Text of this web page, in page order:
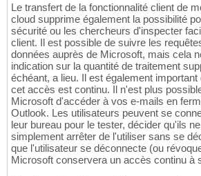
Le transfert de la fonctionnalité client de
cloud supprime également la possibilité
sécurité ou les chercheurs d'inspecter
client. Il est possible de suivre les
données auprès de Microsoft, mais cela
indication sur la quantité de traitement
échéant, a lieu. Il est également
cet accès est continu. Il n'est plus
Microsoft d'accéder à vos e-mails en
Outlook. Les utilisateurs peuvent se
leur bureau pour le tester, décider qu'ils
simplement arrêter de l'utiliser sans se
que l'utilisateur se déconnecte (ou
Microsoft conservera un accès continu à